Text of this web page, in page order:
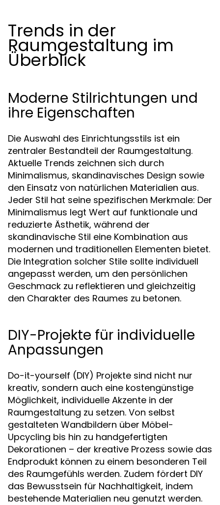
Trends in der
Raumgestaltung im
Überblick
Moderne Stilrichtungen und
ihre Eigenschaften
Die Auswahl des Einrichtungsstils ist ein
zentraler Bestandteil der Raumgestaltung.
Aktuelle Trends zeichnen sich durch
Minimalismus, skandinavisches Design sowie
den Einsatz von natürlichen Materialien aus.
Jeder Stil hat seine spezifischen Merkmale: Der
Minimalismus legt Wert auf funktionale und
reduzierte Ästhetik, während der
skandinavische Stil eine Kombination aus
modernen und traditionellen Elementen bietet.
Die Integration solcher Stile sollte individuell
angepasst werden, um den persönlichen
Geschmack zu reflektieren und gleichzeitig
den Charakter des Raumes zu betonen.
DIY-Projekte für individuelle
Anpassungen
Do-it-yourself (DIY) Projekte sind nicht nur
kreativ, sondern auch eine kostengünstige
Möglichkeit, individuelle Akzente in der
Raumgestaltung zu setzen. Von selbst
gestalteten Wandbildern über Möbel-
Upcycling bis hin zu handgefertigten
Dekorationen – der kreative Prozess sowie das
Endprodukt können zu einem besonderen Teil
des Raumgefühls werden. Zudem fördert DIY
das Bewusstsein für Nachhaltigkeit, indem
bestehende Materialien neu genutzt werden.